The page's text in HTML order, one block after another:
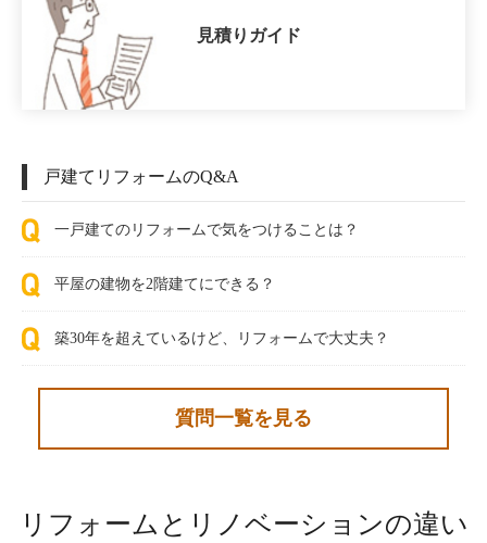
見積りガイド
戸建てリフォームのQ&A
一戸建てのリフォームで気をつけることは？
平屋の建物を2階建てにできる？
築30年を超えているけど、リフォームで大丈夫？
質問一覧を見る
リフォームとリノベーションの違い